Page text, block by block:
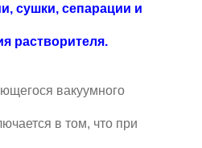
сушки, сепарации и
растворителя.
вакуумного
в том, что при